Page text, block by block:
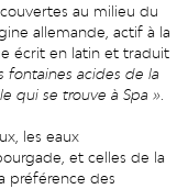
au milieu du
allemande, actif à la
écrit en latin et traduit
fontaines acides de la
qui se trouve à Spa »
les eaux
et celles de la
préférence des